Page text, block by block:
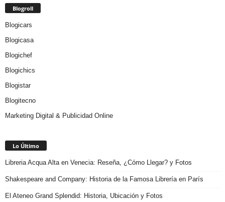
Blogroll
Blogicars
Blogicasa
Blogichef
Blogichics
Blogistar
Blogitecno
Marketing Digital & Publicidad Online
Lo Último
Libreria Acqua Alta en Venecia: Reseña, ¿Cómo Llegar? y Fotos
Shakespeare and Company: Historia de la Famosa Librería en París
El Ateneo Grand Splendid: Historia, Ubicación y Fotos